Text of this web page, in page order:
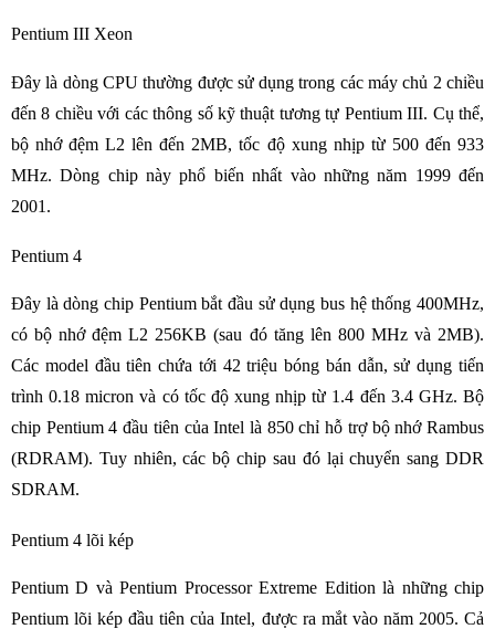
Pentium III Xeon
Đây là dòng CPU thường được sử dụng trong các máy chủ 2 chiều
đến 8 chiều với các thông số kỹ thuật tương tự Pentium III. Cụ thể,
bộ nhớ đệm L2 lên đến 2MB, tốc độ xung nhịp từ 500 đến 933
MHz. Dòng chip này phổ biến nhất vào những năm 1999 đến
2001.
Pentium 4
Đây là dòng chip Pentium bắt đầu sử dụng bus hệ thống 400MHz,
có bộ nhớ đệm L2 256KB (sau đó tăng lên 800 MHz và 2MB).
Các model đầu tiên chứa tới 42 triệu bóng bán dẫn, sử dụng tiến
trình 0.18 micron và có tốc độ xung nhịp từ 1.4 đến 3.4 GHz. Bộ
chip Pentium 4 đầu tiên của Intel là 850 chỉ hỗ trợ bộ nhớ Rambus
(RDRAM). Tuy nhiên, các bộ chip sau đó lại chuyển sang DDR
SDRAM.
Pentium 4 lõi kép
Pentium D và Pentium Processor Extreme Edition là những chip
Pentium lõi kép đầu tiên của Intel, được ra mắt vào năm 2005. Cả